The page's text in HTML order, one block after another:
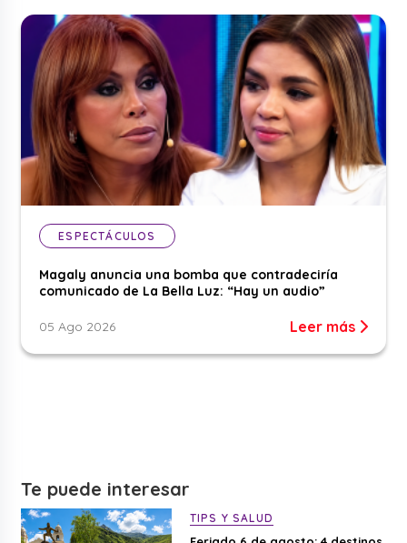
ESPECTÁCULOS
Magaly anuncia una bomba que contradeciría
comunicado de La Bella Luz: “Hay un audio”
05 Ago 2026 Leer más
Te puede interesar
TIPS Y SALUD